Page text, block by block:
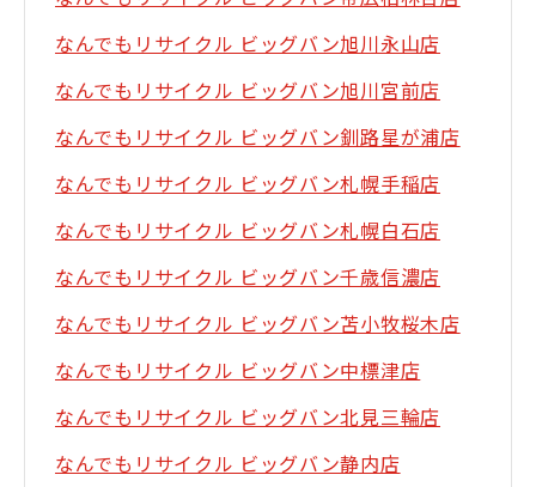
なんでもリサイクル ビッグバン旭川永山店
なんでもリサイクル ビッグバン旭川宮前店
なんでもリサイクル ビッグバン釧路星が浦店
なんでもリサイクル ビッグバン札幌手稲店
なんでもリサイクル ビッグバン札幌白石店
なんでもリサイクル ビッグバン千歳信濃店
なんでもリサイクル ビッグバン苫小牧桜木店
なんでもリサイクル ビッグバン中標津店
なんでもリサイクル ビッグバン北見三輪店
なんでもリサイクル ビッグバン静内店